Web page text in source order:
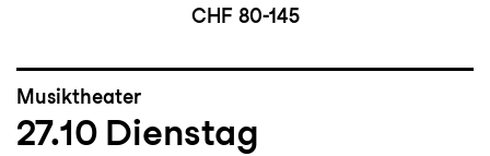
CHF 80-145
Musiktheater
27.10 Dienstag